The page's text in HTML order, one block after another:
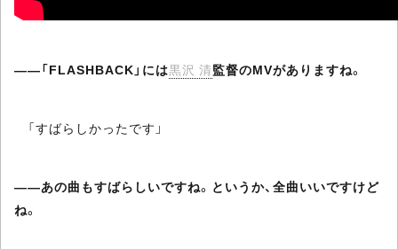
――「FLASHBACK」には黒沢 清監督のMVがありますね。
「すばらしかったです」
――あの曲もすばらしいですね。というか、全曲いいですけど
ね。